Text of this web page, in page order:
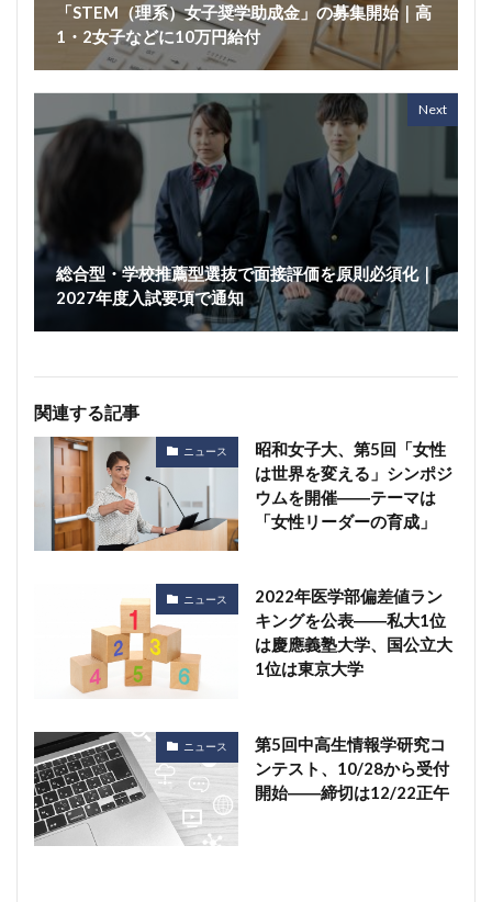
「STEM（理系）女子奨学助成金」の募集開始｜高
1・2女子などに10万円給付
Next
総合型・学校推薦型選抜で面接評価を原則必須化｜
2027年度入試要項で通知
関連する記事
ニュース
昭和女子大、第5回「女性
は世界を変える」シンポジ
ウムを開催――テーマは
「女性リーダーの育成」
ニュース
2022年医学部偏差値ラン
キングを公表――私大1位
は慶應義塾大学、国公立大
1位は東京大学
ニュース
第5回中高生情報学研究コ
ンテスト、10/28から受付
開始――締切は12/22正午